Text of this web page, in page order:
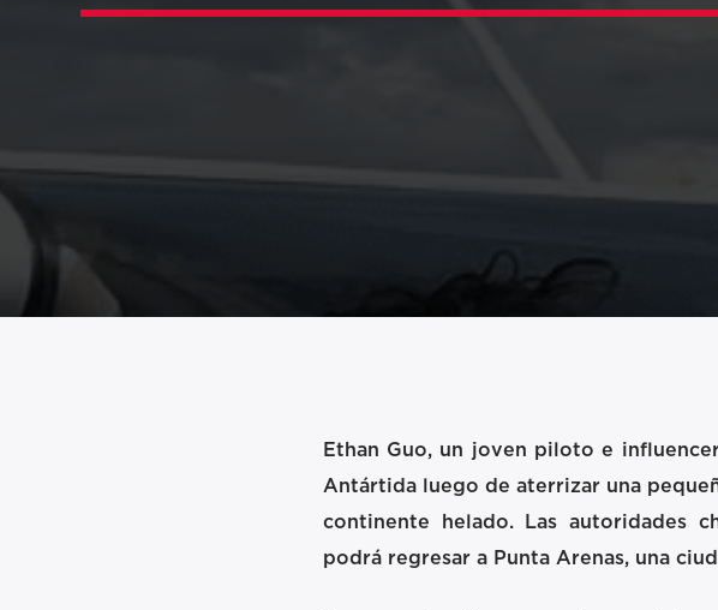
Ethan Guo, un joven piloto e
Antártida luego de aterrizar una
continente helado. Las autoridades
podrá regresar a Punta Arenas, una